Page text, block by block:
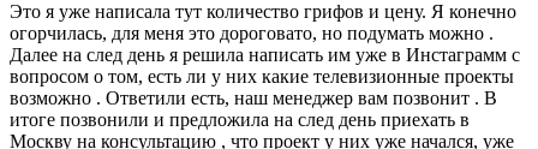
Это я уже написала тут количество грифов и цену. Я конечно
огорчилась, для меня это дороговато, но подумать можно .
Далее на след день я решила написать им уже в Инстаграмм с
вопросом о том, есть ли у них какие телевизионные проекты
возможно . Ответили есть, наш менеджер вам позвонит . В
итоге позвонили и предложила на след день приехать в
Москву на консультацию , что проект у них уже начался, уже